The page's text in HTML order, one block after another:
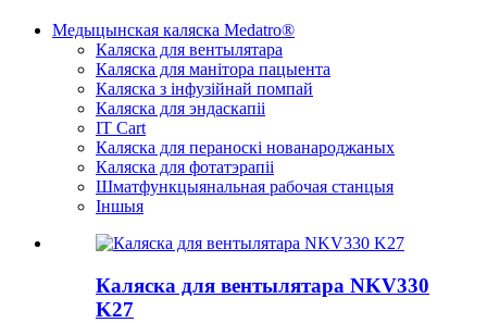
Медыцынская каляска Medatro®
Каляска для вентылятара
Каляска для манітора пацыента
Каляска з інфузійнай помпай
Каляска для эндаскапіі
IT Cart
Каляска для пераноскі нованароджаных
Каляска для фотатэрапіі
Шматфункцыянальная рабочая станцыя
Іншыя
Каляска для вентылятара NKV330
K27